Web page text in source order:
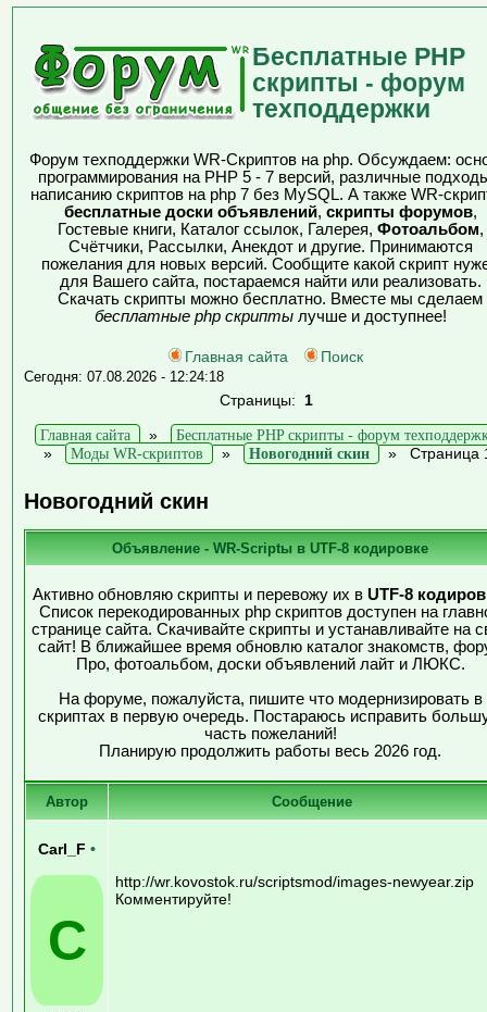
Бесплатные PHP
скрипты - форум
техподдержки
Форум техподдержки WR-Скриптов на php. Обсуждаем:
программирования на PHP 5 - 7 версий, различные
написанию скриптов на php 7 без MySQL. А также WR-
бесплатные доски объявлений, скрипты форумов,
Гостевые книги, Каталог ссылок, Галерея, Фотоальбом,
Счётчики, Рассылки, Анекдот и другие. Принимаются
пожелания для новых версий. Сообщите какой скрипт
для Вашего сайта, постараемся найти или реализовать.
Скачать скрипты можно бесплатно. Вместе мы сделаем
бесплатные php скриптылучше и доступнее!
Главная сайта Поиск
Сегодня: 07.08.2026 - 12:24:18
Страницы: 1
Главная сайта
»
Бесплатные PHP скрипты - форум
»
Моды WR-скриптов » Новогодний скин » Страница
Новогодний скин
Объявление - WR-Scriptы в UTF-8 кодировке
Активно обновляю скрипты и перевожу их в UTF-8
Список перекодированных php скриптов доступен на
странице сайта. Скачивайте скрипты и устанавливайте на
сайт! В ближайшее время обновлю каталог знакомств,
Про, фотоальбом, доски объявлений лайт и ЛЮКС.
На форуме, пожалуйста, пишите что модернизировать в
скриптах в первую очередь. Постараюсь исправить
часть пожеланий!
Планирую продолжить работы весь 2026 год.
Автор Сообщение
Carl_F •
C
http://wr.kovostok.ru/scriptsmod/images-newyear.zip
Комментируйте!